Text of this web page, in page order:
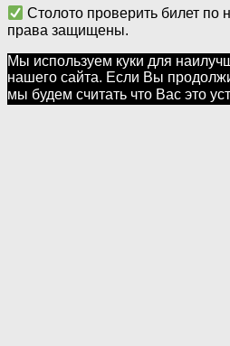
Столото проверить билет по
права защищены.
Мы используем куки для
нашего сайта. Если Вы
мы будем считать что Вас это